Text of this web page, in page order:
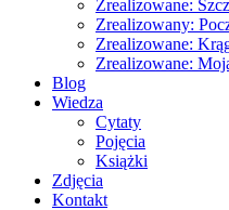
Zrealizowane:
Zrealizowany:
Zrealizowane:
Zrealizowane:
Blog
Wiedza
Cytaty
Pojęcia
Książki
Zdjęcia
Kontakt